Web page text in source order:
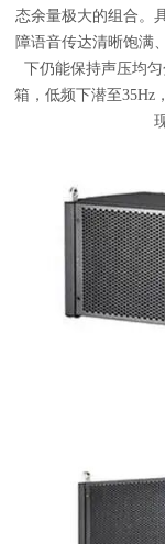
态余量极大的组合。
障语音传达清晰饱满
下仍能保持声压均
箱，低频下潜至35Hz